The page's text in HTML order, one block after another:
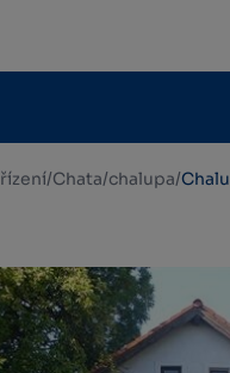
/Chata/chalupa/